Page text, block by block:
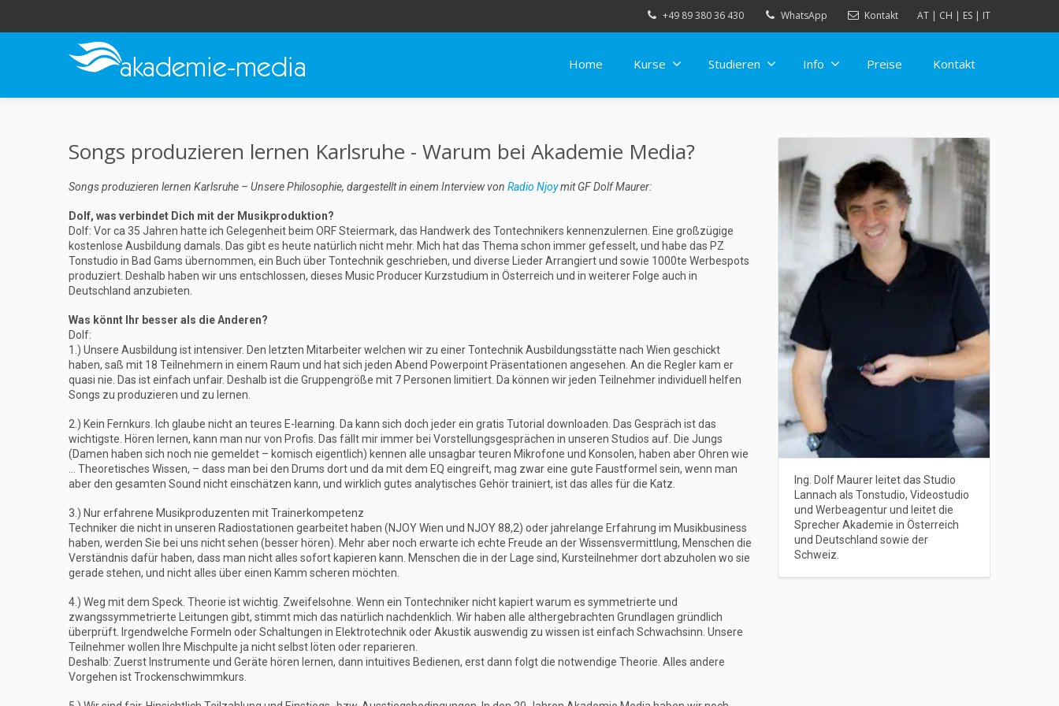
+49 89 380 36 430 WhatsApp Kontakt AT | CH | ES | IT
Home Kurse Studieren Info Preise Kontakt
Songs produzieren lernen Karlsruhe - Warum bei Akademie Media?
Songs produzieren lernen Karlsruhe – Unsere Philosophie, dargestellt in einem Interview von Radio Njoymit GF Dolf Maurer:
Dolf, was verbindet Dich mit der Musikproduktion?
Dolf: Vor ca 35 Jahren hatte ich Gelegenheit beim ORF Steiermark, das Handwerk des Tontechnikers kennenzulernen. Eine großzügige
kostenlose Ausbildung damals. Das gibt es heute natürlich nicht mehr. Mich hat das Thema schon immer gefesselt, und habe das PZ
Tonstudio in Bad Gams übernommen, ein Buch über Tontechnik geschrieben, und diverse Lieder Arrangiert und sowie 1000te Werbespots
produziert. Deshalb haben wir uns entschlossen, dieses Music Producer Kurzstudium in Österreich und in weiterer Folge auch in
Deutschland anzubieten.
Was könnt Ihr besser als die Anderen?
Dolf:
1.) Unsere Ausbildung ist intensiver. Den letzten Mitarbeiter welchen wir zu einer Tontechnik Ausbildungsstätte nach Wien geschickt
haben, saß mit 18 Teilnehmern in einem Raum und hat sich jeden Abend Powerpoint Präsentationen angesehen. An die Regler kam er
quasi nie. Das ist einfach unfair. Deshalb ist die Gruppengröße mit 7 Personen limitiert. Da können wir jeden Teilnehmer individuell helfen
Songs zu produzieren und zu lernen.
2.) Kein Fernkurs. Ich glaube nicht an teures E-learning. Da kann sich doch jeder ein gratis Tutorial downloaden. Das Gespräch ist das
wichtigste. Hören lernen, kann man nur von Profis. Das fällt mir immer bei Vorstellungsgesprächen in unseren Studios auf. Die Jungs
(Damen haben sich noch nie gemeldet – komisch eigentlich) kennen alle unsagbar teuren Mikrofone und Konsolen, haben aber Ohren wie
… Theoretisches Wissen, – dass man bei den Drums dort und da mit dem EQ eingreift, mag zwar eine gute Faustformel sein, wenn man
aber den gesamten Sound nicht einschätzen kann, und wirklich gutes analytisches Gehör trainiert, ist das alles für die Katz.
3.) Nur erfahrene Musikproduzenten mit Trainerkompetenz
Techniker die nicht in unseren Radiostationen gearbeitet haben (NJOY Wien und NJOY 88,2) oder jahrelange Erfahrung im Musikbusiness
haben, werden Sie bei uns nicht sehen (besser hören). Mehr aber noch erwarte ich echte Freude an der Wissensvermittlung, Menschen die
Verständnis dafür haben, dass man nicht alles sofort kapieren kann. Menschen die in der Lage sind, Kursteilnehmer dort abzuholen wo sie
gerade stehen, und nicht alles über einen Kamm scheren möchten.
4.) Weg mit dem Speck. Theorie ist wichtig. Zweifelsohne. Wenn ein Tontechniker nicht kapiert warum es symmetrierte und
zwangssymmetrierte Leitungen gibt, stimmt mich das natürlich nachdenklich. Wir haben alle althergebrachten Grundlagen gründlich
überprüft. Irgendwelche Formeln oder Schaltungen in Elektrotechnik oder Akustik auswendig zu wissen ist einfach Schwachsinn. Unsere
Teilnehmer wollen Ihre Mischpulte ja nicht selbst löten oder reparieren.
Deshalb: Zuerst Instrumente und Geräte hören lernen, dann intuitives Bedienen, erst dann folgt die notwendige Theorie. Alles andere
Vorgehen ist Trockenschwimmkurs.
Ing. Dolf Maurer leitet das Studio
Lannach als Tonstudio, Videostudio
und Werbeagentur und leitet die
Sprecher Akademie in Österreich
und Deutschland sowie der
Schweiz.